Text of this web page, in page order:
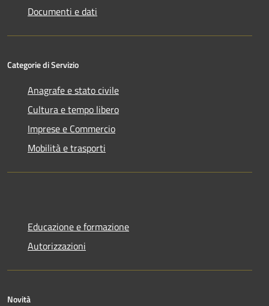
Documenti e dati
Categorie di Servizio
Anagrafe e stato civile
Cultura e tempo libero
Imprese e Commercio
Mobilità e trasporti
Educazione e formazione
Autorizzazioni
Novità